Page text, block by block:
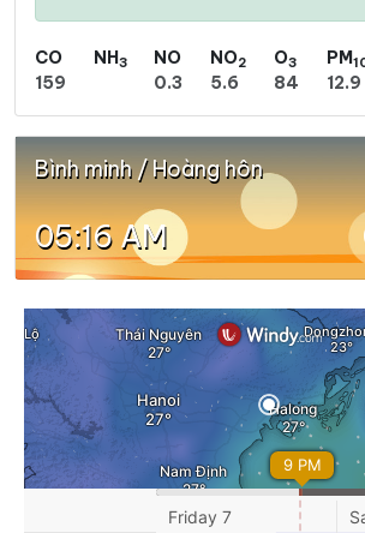
CO
159
NH3
NO
0.3
NO2
5.6
O3
84
PM
12.9
Bình minh / Hoàng hôn
05:16 AM